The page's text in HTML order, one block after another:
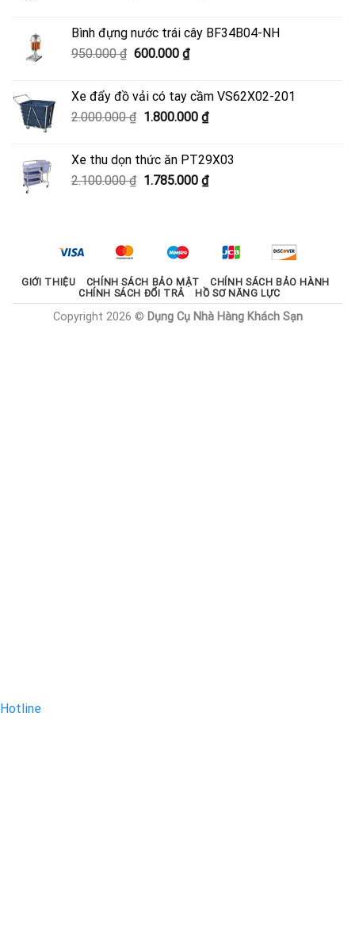
3.700.000 ₫.là:
Bình đựng nước trái cây BF34B04-NH
950.000₫ Giá
950.000 ₫.
600.000 ₫Giá
là:
600.000 ₫.
Xe đẩy đồ vải có tay cầm VS62X02-201
2.000.000₫ Giá
2.000.000 ₫.
1.800.000 ₫Giá
là:
1.800.000 ₫.
Xe thu dọn thức ăn PT29X03
2.100.000₫ Giá
1.785.000 ₫Giá
1.785.000 ₫.
GIỚI THIỆU CHÍNH SÁCH BẢO MẬT
CHÍNH SÁCH BẢO HÀNH
CHÍNH SÁCH ĐỔI TRẢ
HỒ SƠ NĂNG LỰC
Copyright 2026 © Dụng Cụ Nhà Hàng Khách Sạn
Hotline